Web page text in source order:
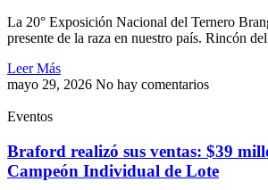
La 20° Exposición Nacional del Ternero
presente de la raza en nuestro país. Rincón del
Leer Más
mayo 29, 2026 No hay comentarios
Eventos
Braford realizó sus ventas: $39
Campeón Individual de Lote